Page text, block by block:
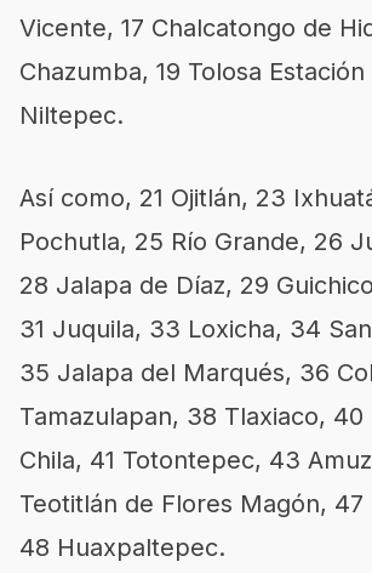
Vicente, 17 Chalcatongo de
Chazumba, 19 Tolosa
Niltepec.
Así como, 21 Ojitlán, 23
Pochutla, 25 Río Grande, 26
28 Jalapa de Díaz, 29
31 Juquila, 33 Loxicha, 34
35 Jalapa del Marqués, 36
Tamazulapan, 38 Tlaxiaco, 40
Chila, 41 Totontepec, 43
Teotitlán de Flores Magón, 47
48 Huaxpaltepec.